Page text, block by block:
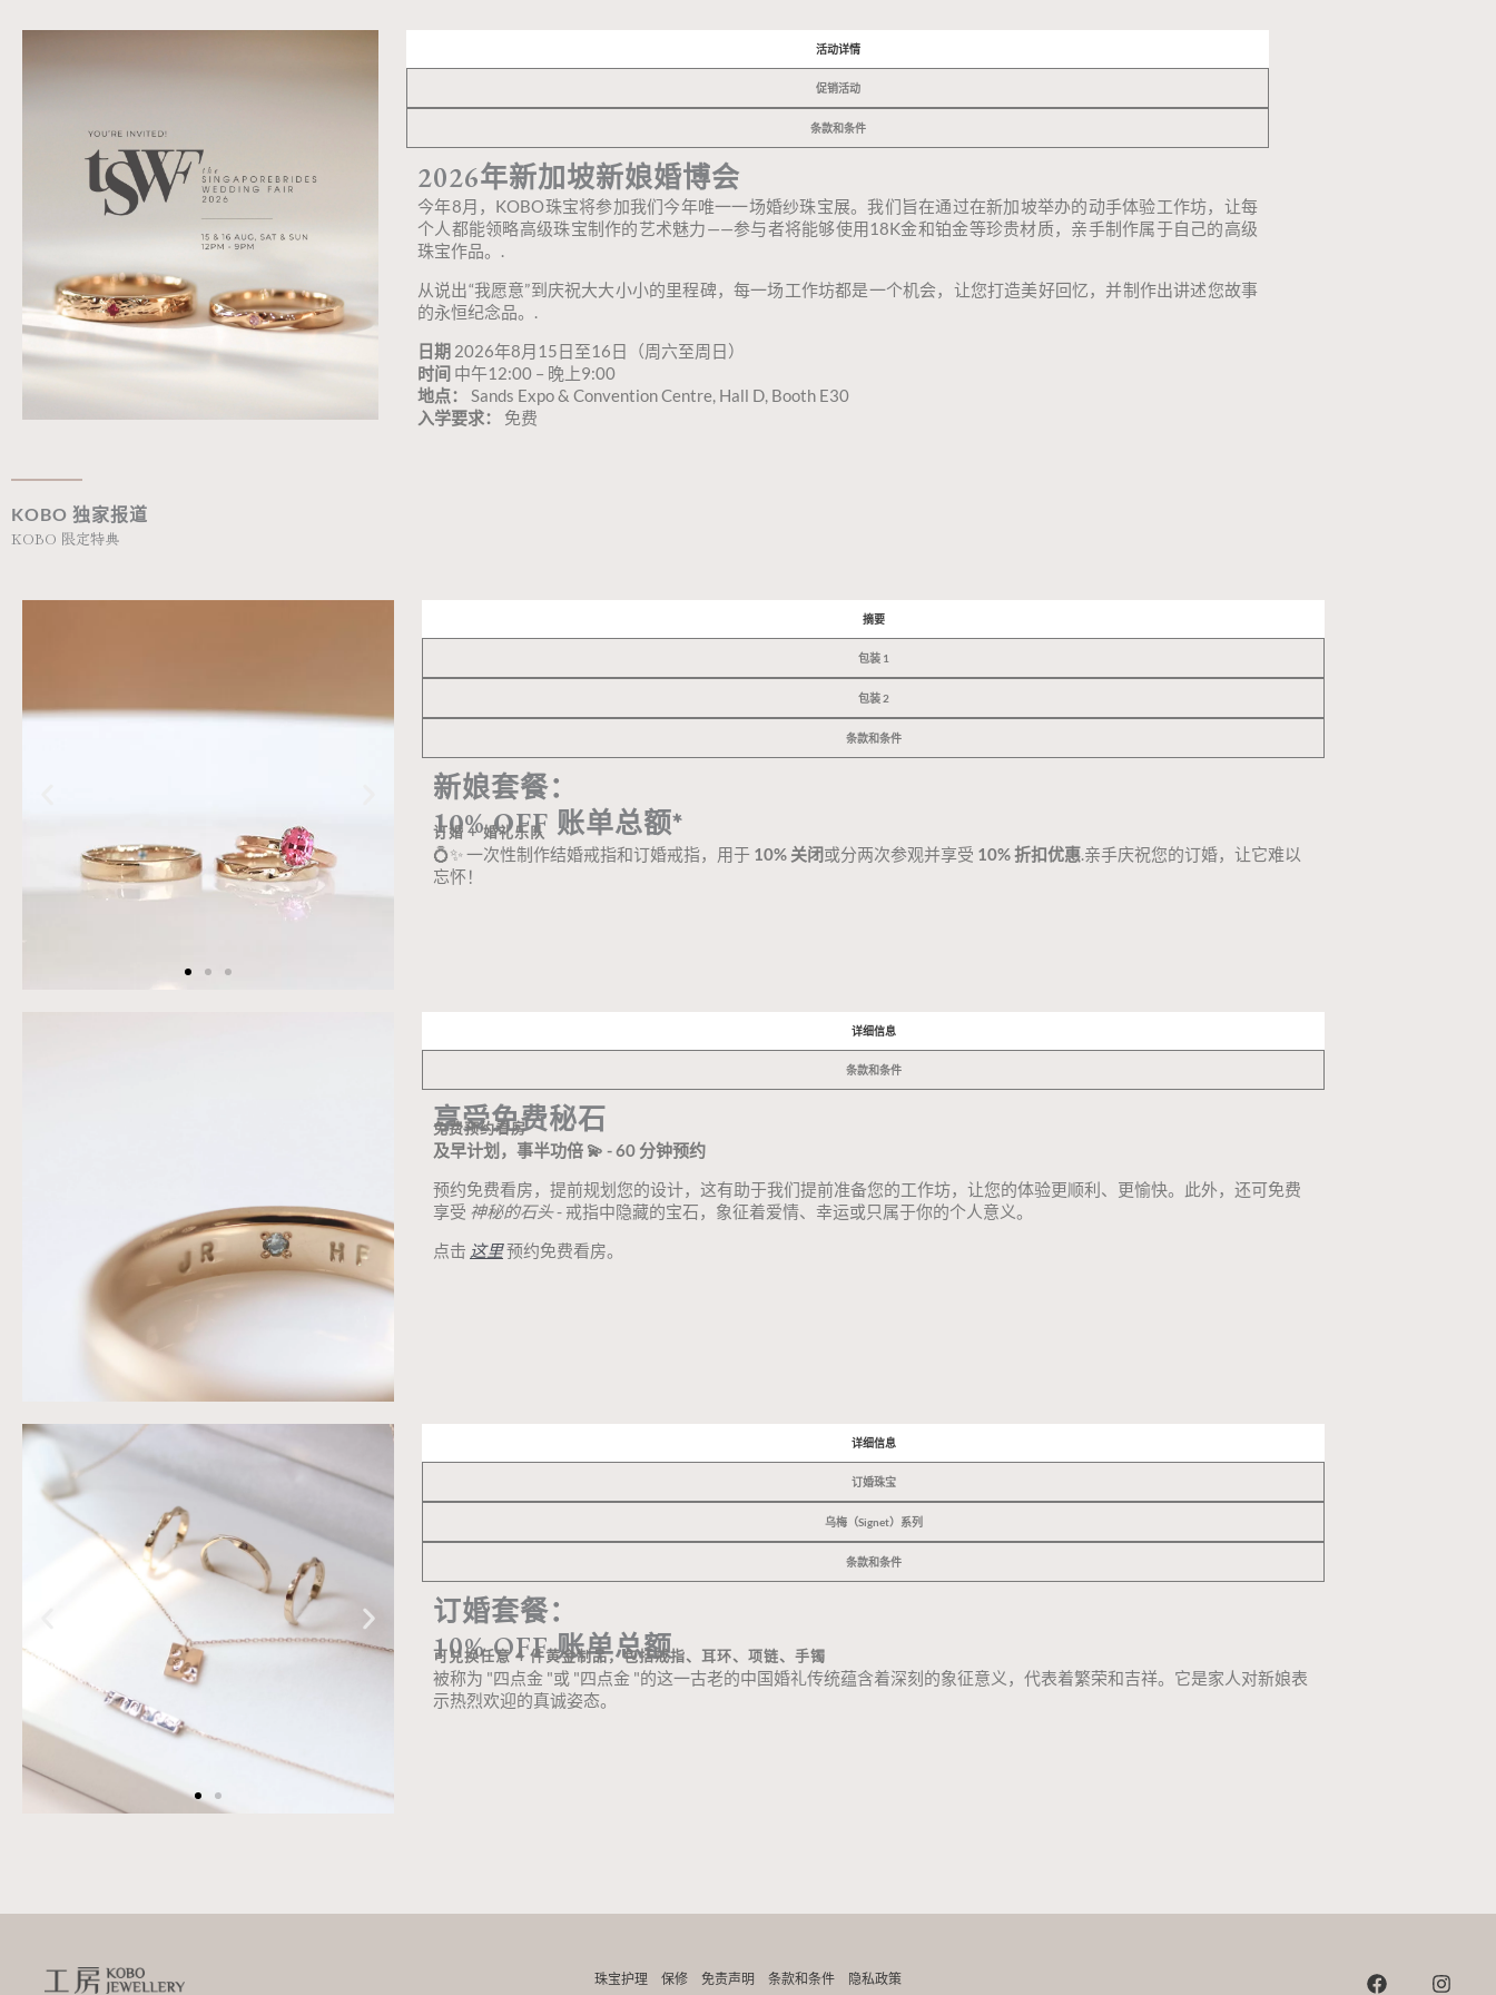
活动详情
促销活动
条款和条件
2026年新加坡新娘婚博会
今年8月，KOBO珠宝将参加我们今年唯一一场婚纱珠宝展。我们旨在通过在新加坡举办的动手体验工作坊，让每
个人都能领略高级珠宝制作的艺术魅力——参与者将能够使用18K金和铂金等珍贵材质，亲手制作属于自己的高级
珠宝作品。.
从说出“我愿意”到庆祝大大小小的里程碑，每一场工作坊都是一个机会，让您打造美好回忆，并制作出讲述您故事
的永恒纪念品。.
日期 2026年8月15日至16日（周六至周日）
时间 中午12:00 – 晚上9:00
地点：
Sands Expo & Convention Centre, Hall D, Booth E30
入学要求：
免费
KOBO 独家报道
KOBO 限定特典
摘要
包装 1
包装 2
条款和条件
新娘套餐：
10% OFF 账单总额*
订婚 + 婚礼乐队
💍✨ 一次性制作结婚戒指和订婚戒指，用于 10% 关闭或分两次参观并享受 10% 折扣优惠.亲手庆祝您的订婚，让它难以
忘怀！
详细信息
条款和条件
享受免费秘石
免费预约看房
及早计划，事半功倍 💫 - 60 分钟预约
预约免费看房，提前规划您的设计，这有助于我们提前准备您的工作坊，让您的体验更顺利、更愉快。此外，还可免费
享受 神秘的石头- 戒指中隐藏的宝石，象征着爱情、幸运或只属于你的个人意义。
点击 这里预约免费看房。
详细信息
订婚珠宝
乌梅（Signet）系列
条款和条件
订婚套餐：
10% OFF 账单总额
可兑换任意 4 件黄金制品，包括戒指、耳环、项链、手镯
被称为 "四点金 "或 "四点金 "的这一古老的中国婚礼传统蕴含着深刻的象征意义，代表着繁荣和吉祥。它是家人对新娘表
示热烈欢迎的真诚姿态。
珠宝护理 保修 免责声明 条款和条件 隐私政策